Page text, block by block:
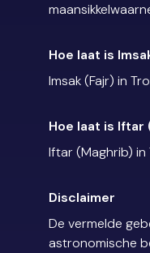
Hoe laat is
Imsak (Fajr) in
Hoe laat is Iftar
Iftar (Maghrib) in
Disclaimer
De vermelde
astronomische